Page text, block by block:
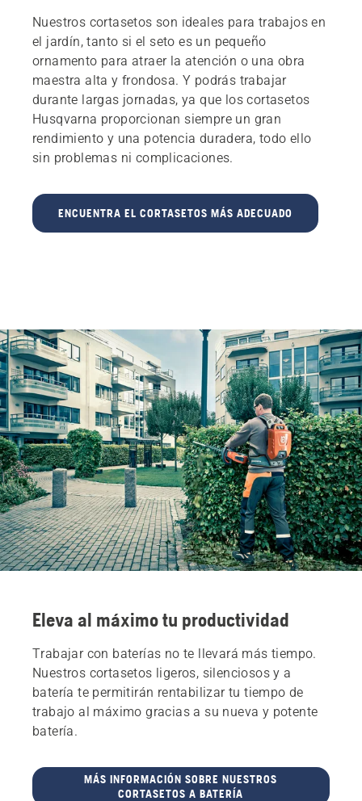
Nuestros cortasetos son ideales para trabajos en
el jardín, tanto si el seto es un pequeño
ornamento para atraer la atención o una obra
maestra alta y frondosa. Y podrás trabajar
durante largas jornadas, ya que los cortasetos
Husqvarna proporcionan siempre un gran
rendimiento y una potencia duradera, todo ello
sin problemas ni complicaciones.
ENCUENTRA EL CORTASETOS MÁS ADECUADO
Eleva al máximo tu productividad
Trabajar con baterías no te llevará más tiempo.
Nuestros cortasetos ligeros, silenciosos y a
batería te permitirán rentabilizar tu tiempo de
trabajo al máximo gracias a su nueva y potente
batería.
MÁS INFORMACIÓN SOBRE NUESTROS
CORTASETOS A BATERÍA